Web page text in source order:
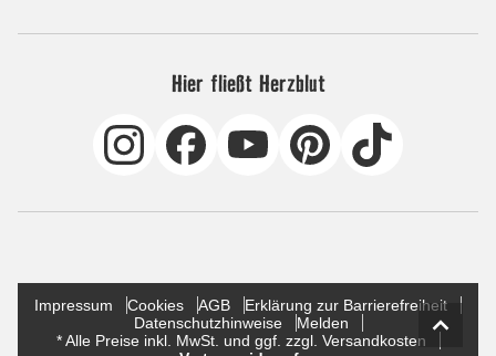
Hier fließt Herzblut
Impressum Cookies AGB
Erklärung zur Barrierefreiheit
Datenschutzhinweise
Melden
* Alle Preise inkl. MwSt. und ggf. zzgl. Versandkosten